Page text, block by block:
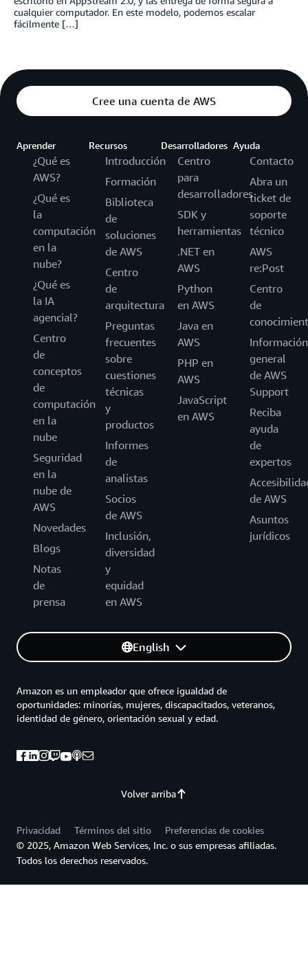
cualquier computador. En este modelo, podemos escalar
fácilmente […]
Cree una cuenta de AWS
Aprender
¿Qué es
AWS?
¿Qué es
la
computación
en la
nube?
¿Qué es
la IA
agencial?
Centro
de
conceptos
de
computación
en la
nube
Seguridad
en la
nube de
AWS
Novedades
Blogs
Notas
de
prensa
Recursos
Introducción
Formación
Biblioteca
de
soluciones
de AWS
Centro
de
arquitectura
Preguntas
frecuentes
sobre
cuestiones
técnicas
y
productos
Informes
de
analistas
Socios
de AWS
Inclusión,
diversidad
y
equidad
en AWS
Desarrolladores
Centro
para
desarrolladores
SDK y
herramientas
.NET en
AWS
Python
en AWS
Java en
AWS
PHP en
AWS
JavaScript
en AWS
Ayuda
Contacto
Abra un
ticket de
soporte
técnico
AWS
re:Post
Centro
de
Información
general
de AWS
Support
Reciba
ayuda
de
expertos
de AWS
Asuntos
jurídicos
English
Volver arriba
Amazon es un empleador que ofrece igualdad de
oportunidades: minorías, mujeres, discapacitados, veteranos,
identidad de género, orientación sexual y edad.
Privacidad Términos del sitio
Preferencias de cookies
© 2025, Amazon Web Services, Inc. o sus empresas afiliadas.
Todos los derechos reservados.